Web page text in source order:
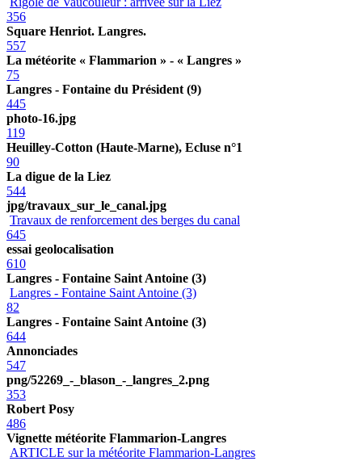
356
Square Henriot. Langres.
557
La météorite « Flammarion » - « Langres »
75
Langres - Fontaine du Président (9)
445
photo-16.jpg
119
Heuilley-Cotton (Haute-Marne), Ecluse n°1
90
La digue de la Liez
544
jpg/travaux_sur_le_canal.jpg
Travaux de renforcement des berges du canal
645
essai geolocalisation
610
Langres - Fontaine Saint Antoine (3)
Langres - Fontaine Saint Antoine (3)
82
Langres - Fontaine Saint Antoine (3)
644
Annonciades
547
png/52269_-_blason_-_langres_2.png
353
Robert Posy
486
Vignette météorite Flammarion-Langres
ARTICLE sur la météorite Flammarion-Langres